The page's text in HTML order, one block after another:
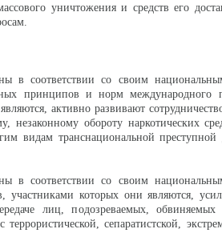
уничтожения и средств его
в соответствии со своим
принципов и норм международного
активно развивают
незаконному обороту наркотических
видам транснациональной преступной
в соответствии со своим
участниками которых они являются,
лиц, подозреваемых,
сепаратистской,